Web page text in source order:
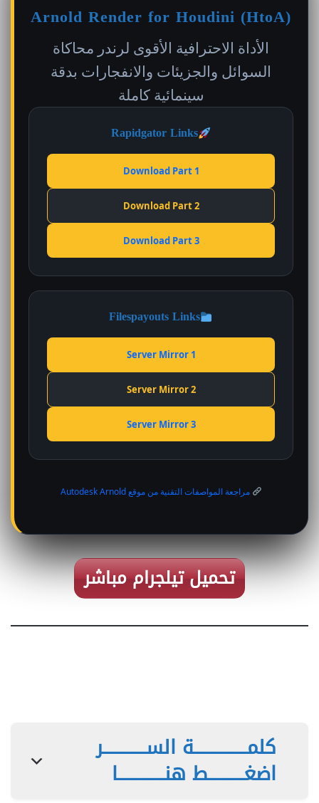
Arnold Render for Houdini (HtoA)
الأداة الاحترافية الأقوى لرندر محاكاة
السوائل والجزيئات والانفجارات بدقة
سينمائية كاملة
Rapidgator Links
Download Part 1
Download Part 2
Download Part 3
Filespayouts Links
Server Mirror 1
Server Mirror 2
Server Mirror 3
مراجعة المواصفات التقنية من موقع Autodesk Arnold
تحميل تيلجرام مباشر
كلمـــــــــــــــة الســــــــــــر
اضغــــــــــط هنـــــــــــــا